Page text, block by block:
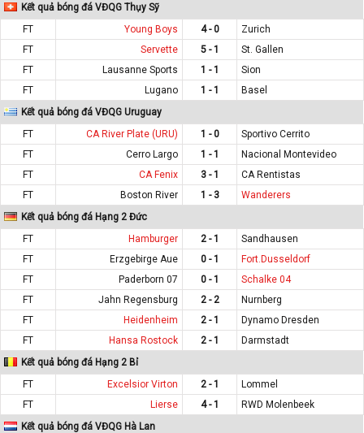
Kết quả bóng đá VĐQG Thụy Sỹ
FT
Young Boys 4 - 0
Zurich
FT
Servette 5 - 1
St. Gallen
FT
Lausanne Sports 1 - 1
Sion
FT
Lugano 1 - 1
Basel
Kết quả bóng đá VĐQG Uruguay
FT
CA River Plate (URU) 1 - 0
Sportivo Cerrito
FT
Cerro Largo 1 - 1
Nacional Montevideo
FT
CA Fenix 3 - 1
CA Rentistas
FT
Boston River 1 - 3
Wanderers
Kết quả bóng đá Hạng 2 Đức
FT
Hamburger 2 - 1
Sandhausen
FT
Erzgebirge Aue 0 - 1
Fort.Dusseldorf
FT
Paderborn 07 0 - 1
Schalke 04
FT
Jahn Regensburg 2 - 2
Nurnberg
FT
Heidenheim 2 - 1
Dynamo Dresden
FT
Hansa Rostock 2 - 1
Darmstadt
Kết quả bóng đá Hạng 2 Bỉ
FT
Excelsior Virton 2 - 1
Lommel
FT
Lierse 4 - 1
RWD Molenbeek
Kết quả bóng đá VĐQG Hà Lan